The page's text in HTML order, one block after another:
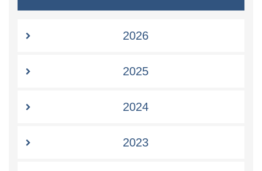
2026
2025
2024
2023